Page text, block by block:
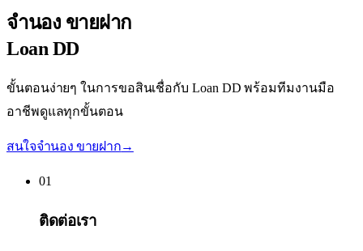
จำนอง ขายฝาก
Loan DD
ขั้นตอนง่ายๆ ในการขอสินเชื่อกับ Loan DD พร้อมทีมงานมือ
อาชีพดูแลทุกขั้นตอน
สนใจจำนอง ขายฝาก→
01
ติดต่อเรา